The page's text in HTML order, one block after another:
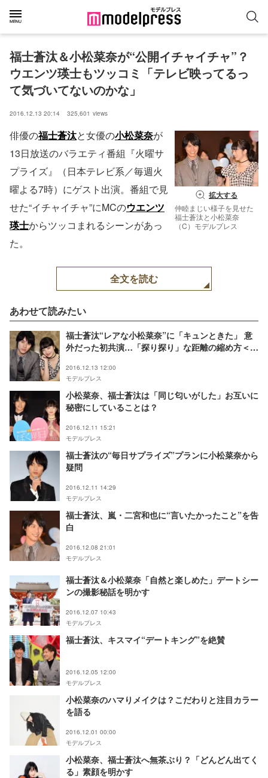
福士蒼汰＆小松菜奈が“公開イチャイチャ”？
ウエンツ瑛士もツッコミ「テレビ映ってるっ
て気づいてないのかな」
2016.12.13 20:14 325,601 views
拡大する
仲睦まじい様子を見せた
福士蒼汰と小松菜奈
（C）モデルプレス
俳優の福士蒼汰と女優の小松菜奈が
13日放送のバラエティ番組『火曜サ
プライズ』（日本テレビ系／毎週火
曜よる7時）にゲスト出演。番組で見
せた“イチャイチャ”にMCのウエンツ
瑛士からツッコまれるシーンがあっ
た。
全文を読む
あわせて読みたい
福士蒼汰“レアな小松菜奈”に「キュンときた」 意
外だった初共演…「探り探り」な距離の縮め方＜モ
2016.12.13 12:00
モデルプレス
小松菜奈、福士蒼汰は「同じ匂いがした」お互いに
秘密にしていることは？
2016.12.11 15:21
モデルプレス
福士蒼汰の“毎日サプライズ”プランに小松菜奈から
疑問
2016.12.11 14:29
モデルプレス
福士蒼汰、嵐・二宮和也に“言いたかったこと”を告
白
2016.12.08 21:01
モデルプレス
福士蒼汰＆小松菜奈「自然と楽しめた」デートシー
ンの撮影秘話を明かす
2016.12.07 10:43
モデルプレス
福士蒼汰、キスマイ“デートキング”を絶賛
2016.12.05 12:00
モデルプレス
小松菜奈のハマりメイクは？こだわりと注目カラー
を語る
2016.12.01 00:00
モデルプレス
小松菜奈、福士蒼汰へ無茶ぶり？「どんどん出てく
る」素顔を明かす